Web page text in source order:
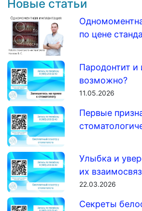
Новые статьи
по цене
Пародонтит
возможно?
11.05.2026
Первые
Улыбка и
их
22.03.2026
Секреты